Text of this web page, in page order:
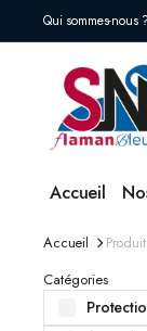
Qui sommes-nous
Accueil
Accueil
Catégories